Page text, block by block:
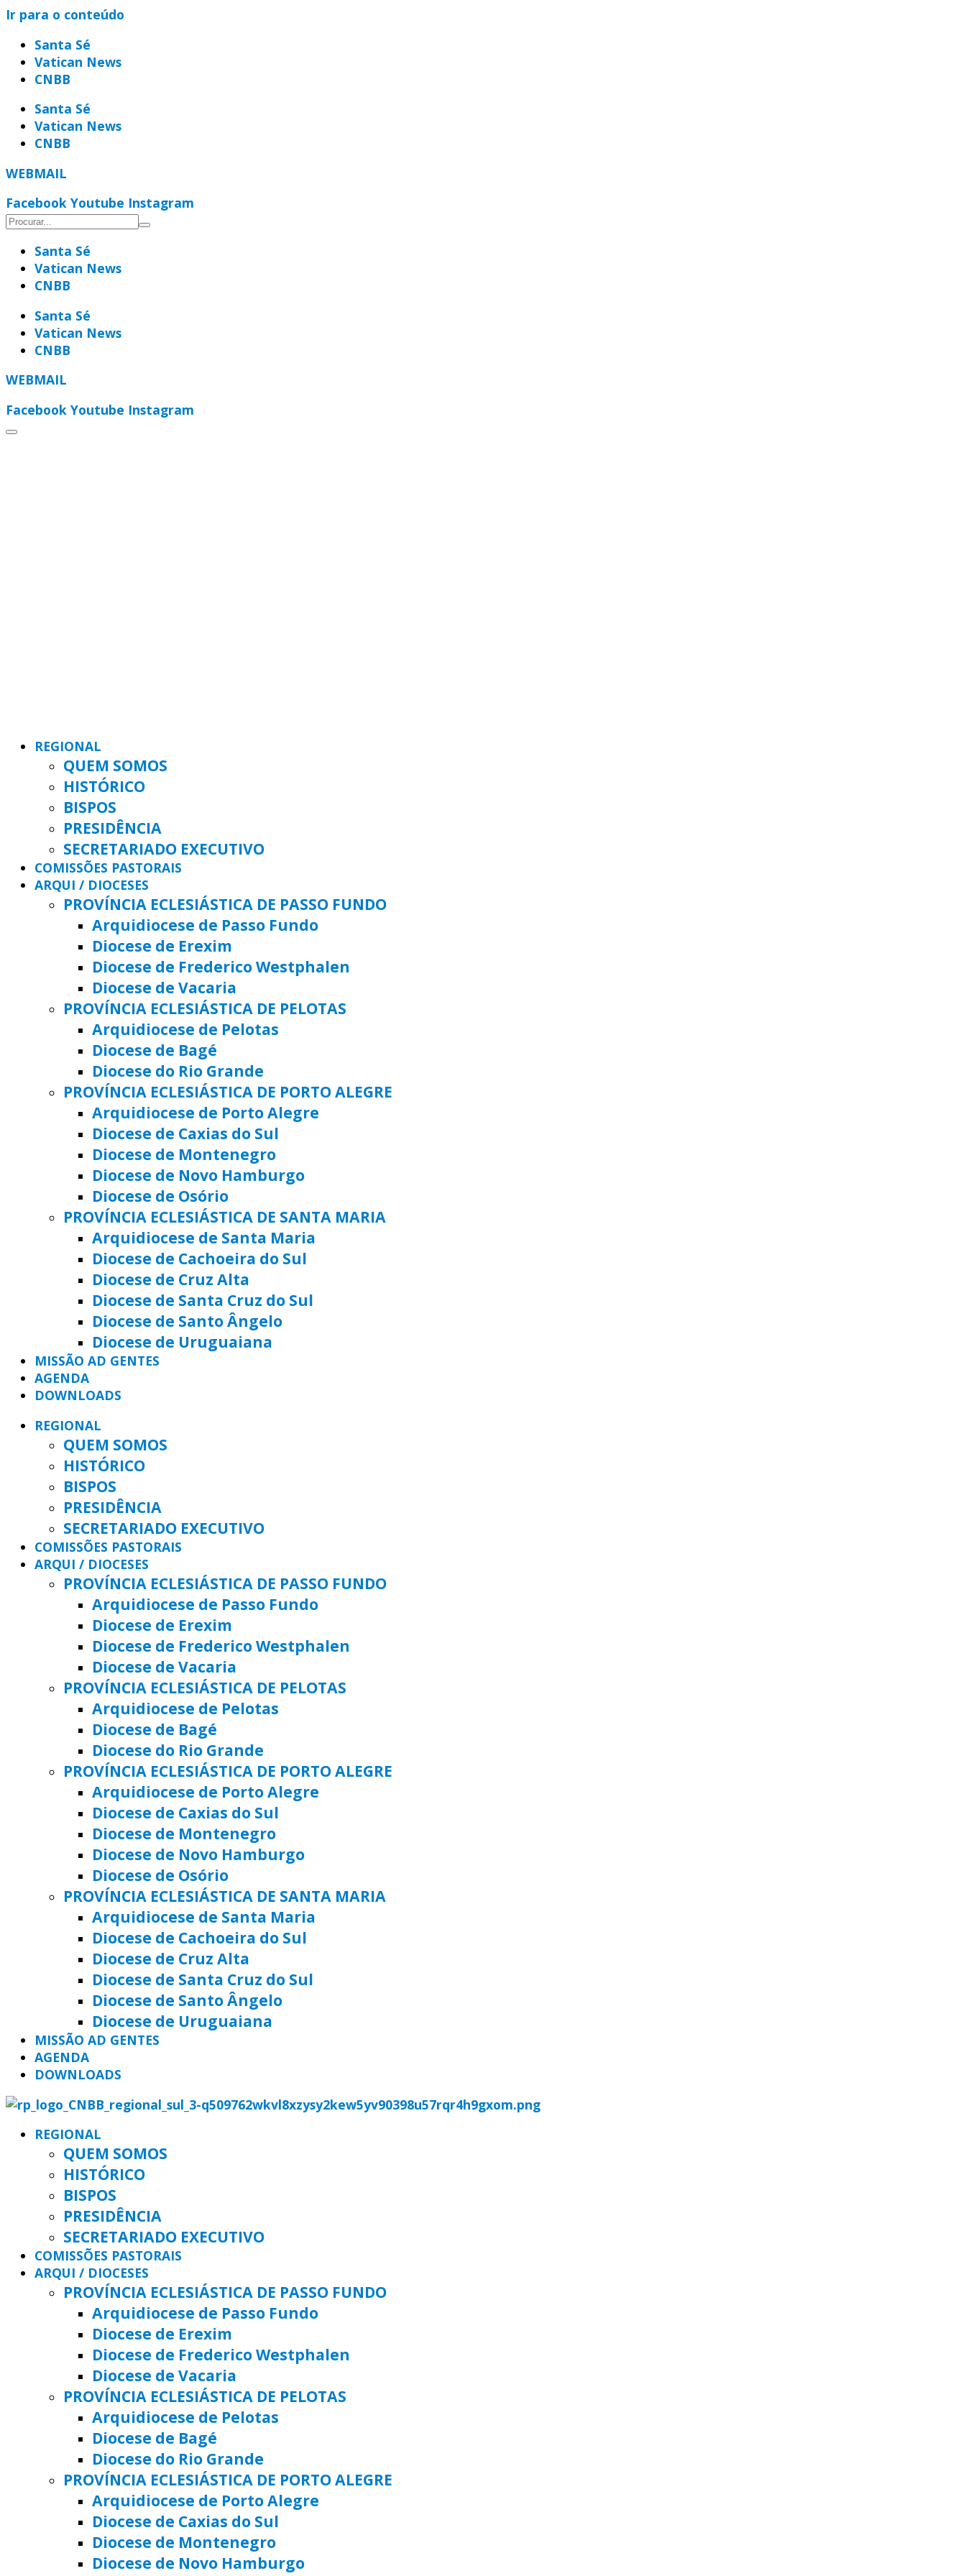
Ir para o conteúdo
Santa Sé
Vatican News
CNBB
Santa Sé
Vatican News
CNBB
WEBMAIL
Facebook Youtube Instagram
Santa Sé
Vatican News
CNBB
Santa Sé
Vatican News
CNBB
WEBMAIL
Facebook Youtube Instagram
REGIONAL
QUEM SOMOS
HISTÓRICO
BISPOS
PRESIDÊNCIA
SECRETARIADO EXECUTIVO
COMISSÕES PASTORAIS
ARQUI / DIOCESES
PROVÍNCIA ECLESIÁSTICA DE PASSO FUNDO
Arquidiocese de Passo Fundo
Diocese de Erexim
Diocese de Frederico Westphalen
Diocese de Vacaria
PROVÍNCIA ECLESIÁSTICA DE PELOTAS
Arquidiocese de Pelotas
Diocese de Bagé
Diocese do Rio Grande
PROVÍNCIA ECLESIÁSTICA DE PORTO ALEGRE
Arquidiocese de Porto Alegre
Diocese de Caxias do Sul
Diocese de Montenegro
Diocese de Novo Hamburgo
Diocese de Osório
PROVÍNCIA ECLESIÁSTICA DE SANTA MARIA
Arquidiocese de Santa Maria
Diocese de Cachoeira do Sul
Diocese de Cruz Alta
Diocese de Santa Cruz do Sul
Diocese de Santo Ângelo
Diocese de Uruguaiana
MISSÃO AD GENTES
AGENDA
DOWNLOADS
REGIONAL
QUEM SOMOS
HISTÓRICO
BISPOS
PRESIDÊNCIA
SECRETARIADO EXECUTIVO
COMISSÕES PASTORAIS
ARQUI / DIOCESES
PROVÍNCIA ECLESIÁSTICA DE PASSO FUNDO
Arquidiocese de Passo Fundo
Diocese de Erexim
Diocese de Frederico Westphalen
Diocese de Vacaria
PROVÍNCIA ECLESIÁSTICA DE PELOTAS
Arquidiocese de Pelotas
Diocese de Bagé
Diocese do Rio Grande
PROVÍNCIA ECLESIÁSTICA DE PORTO ALEGRE
Arquidiocese de Porto Alegre
Diocese de Caxias do Sul
Diocese de Montenegro
Diocese de Novo Hamburgo
Diocese de Osório
PROVÍNCIA ECLESIÁSTICA DE SANTA MARIA
Arquidiocese de Santa Maria
Diocese de Cachoeira do Sul
Diocese de Cruz Alta
Diocese de Santa Cruz do Sul
Diocese de Santo Ângelo
Diocese de Uruguaiana
MISSÃO AD GENTES
AGENDA
DOWNLOADS
REGIONAL
QUEM SOMOS
HISTÓRICO
BISPOS
PRESIDÊNCIA
SECRETARIADO EXECUTIVO
COMISSÕES PASTORAIS
ARQUI / DIOCESES
PROVÍNCIA ECLESIÁSTICA DE PASSO FUNDO
Arquidiocese de Passo Fundo
Diocese de Erexim
Diocese de Frederico Westphalen
Diocese de Vacaria
PROVÍNCIA ECLESIÁSTICA DE PELOTAS
Arquidiocese de Pelotas
Diocese de Bagé
Diocese do Rio Grande
PROVÍNCIA ECLESIÁSTICA DE PORTO ALEGRE
Arquidiocese de Porto Alegre
Diocese de Caxias do Sul
Diocese de Montenegro
Diocese de Novo Hamburgo